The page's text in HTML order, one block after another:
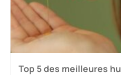
Top 5 des meilleures